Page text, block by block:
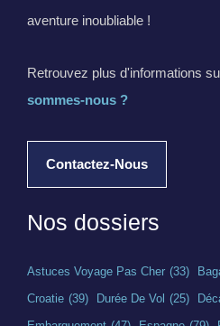
aventure inoubliable !
Retrouvez plus d'informations
sommes-nous ?
Contactez-Nous
Nos dossiers
Astuces Voyage Pas Cher (33)
Croatie (39) Durée De Vol (25)